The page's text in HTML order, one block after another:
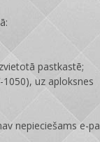
pastkastē;
uz aploksnes
nepieciešams e-